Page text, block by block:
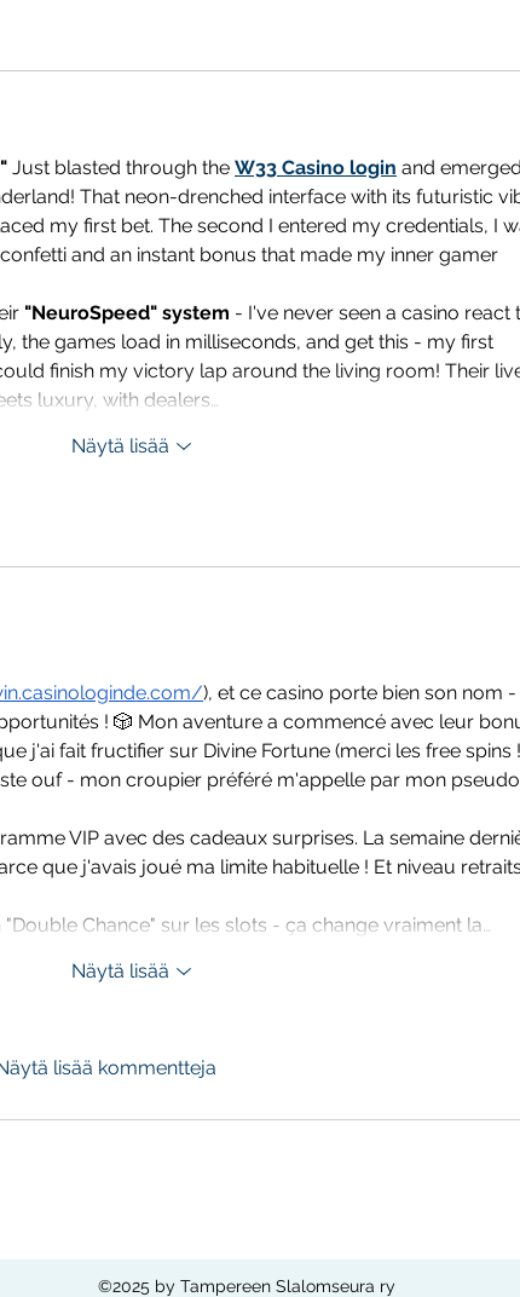
Just blasted through the W33 Casino login and
That neon-drenched interface with its futuristic
my first bet. The second I entered my credentials, I
and an instant bonus that made my inner gamer
"NeuroSpeed" system - I've never seen a casino react
the games load in milliseconds, and get this - my first
finish my victory lap around the living room! Their
luxury, with dealers…
Näytä lisää
), et ce casino porte bien son nom -
! 🎲 Mon aventure a commencé avec leur
j'ai fait fructifier sur Divine Fortune (merci les free spins
ouf - mon croupier préféré m'appelle par mon pseudo
VIP avec des cadeaux surprises. La semaine
que j'avais joué ma limite habituelle ! Et niveau
Chance" sur les slots - ça change vraiment la…
Näytä lisää
lisää kommentteja
©2025 by Tampereen Slalomseura ry